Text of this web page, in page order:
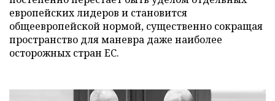
европейских лидеров и становится
общеевропейской нормой, существенно сокращая
пространство для маневра даже наиболее
осторожных стран ЕС.